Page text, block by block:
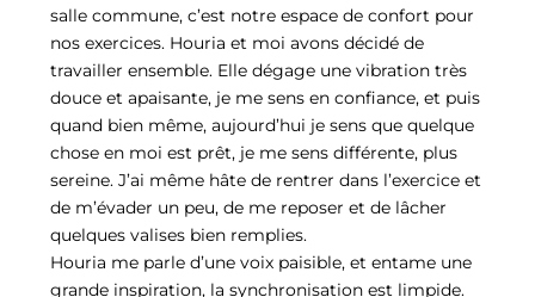
salle commune, c’est notre espace de confort pour
nos exercices. Houria et moi avons décidé de
travailler ensemble. Elle dégage une vibration très
douce et apaisante, je me sens en confiance, et puis
quand bien même, aujourd’hui je sens que quelque
chose en moi est prêt, je me sens différente, plus
sereine. J’ai même hâte de rentrer dans l’exercice et
de m’évader un peu, de me reposer et de lâcher
quelques valises bien remplies.
Houria me parle d’une voix paisible, et entame une
grande inspiration, la synchronisation est limpide.